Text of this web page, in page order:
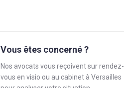
Vous êtes concerné ?
Nos avocats vous reçoivent sur rendez-
vous en visio ou au cabinet à Versailles